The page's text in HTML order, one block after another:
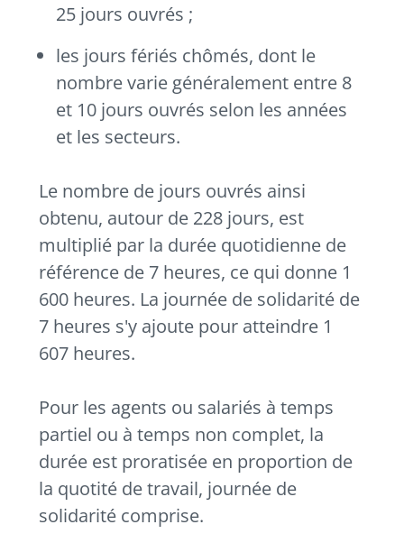
25 jours ouvrés ;
les jours fériés chômés, dont le
nombre varie généralement entre 8
et 10 jours ouvrés selon les années
et les secteurs.
Le nombre de jours ouvrés ainsi
obtenu, autour de 228 jours, est
multiplié par la durée quotidienne de
référence de 7 heures, ce qui donne 1
600 heures. La journée de solidarité de
7 heures s'y ajoute pour atteindre 1
607 heures.
Pour les agents ou salariés à temps
partiel ou à temps non complet, la
durée est proratisée en proportion de
la quotité de travail, journée de
solidarité comprise.